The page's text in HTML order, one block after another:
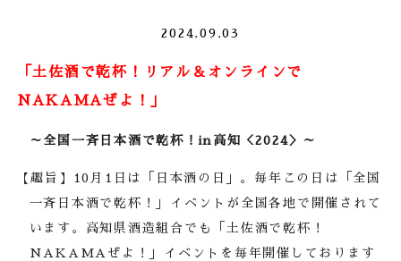
2024.09.03
「土佐酒で乾杯！リアル＆オンラインで
NAKAMAぜよ！」
～全国一斉日本酒で乾杯！ in 高知＜2024＞～
【趣旨】 10 月 1
日は「日本酒の日」。毎年この日は「全国
一斉日本酒で乾杯！」イベントが全国各地で開催されて
います。高知県酒造組合でも「土佐酒で乾杯！
NAKAMA ぜよ！」イベントを毎年開催しております